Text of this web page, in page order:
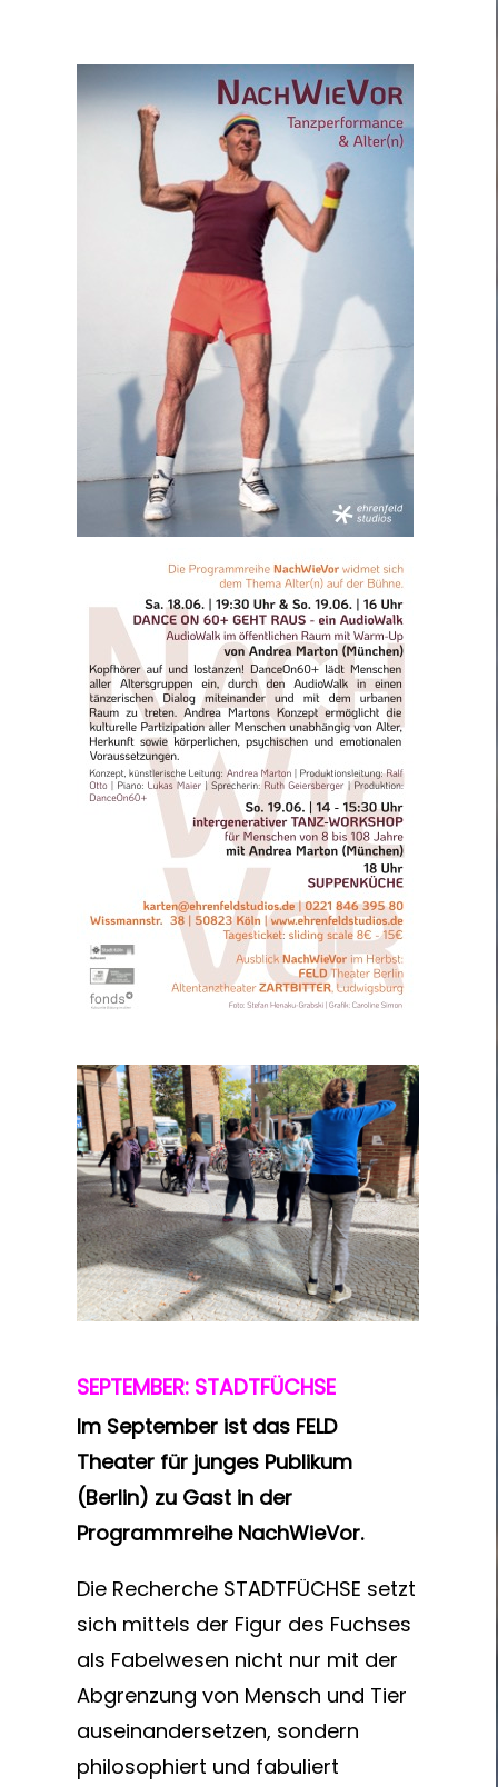
SEPTEMBER: STADTFÜCHSE
Im September ist das FELD
Theater für junges Publikum
(Berlin) zu Gast in der
Programmreihe NachWieVor.
Die Recherche STADTFÜCHSE setzt
sich mittels der Figur des Fuchses
als Fabelwesen nicht nur mit der
Abgrenzung von Mensch und Tier
auseinandersetzen, sondern
philosophiert und fabuliert